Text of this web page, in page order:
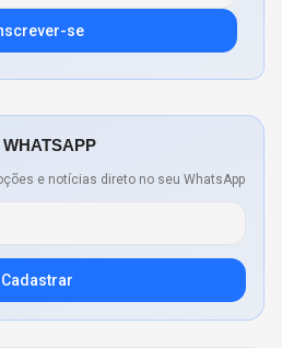
se
e notícias direto no seu WhatsApp
Cadastrar